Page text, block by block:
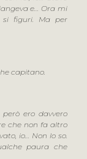
e… Ora mi
si figuri. Ma per
capitano.
ero davvero
che non fa altro
io… Non lo so.
paura che